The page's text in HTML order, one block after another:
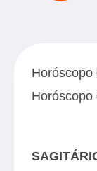
Horóscopo
Horóscopo